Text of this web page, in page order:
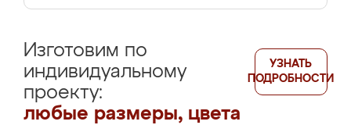
Изготовим по
индивидуальному
проекту:
любые размеры, цвета
УЗНАТЬ
ПОДРОБНОСТИ